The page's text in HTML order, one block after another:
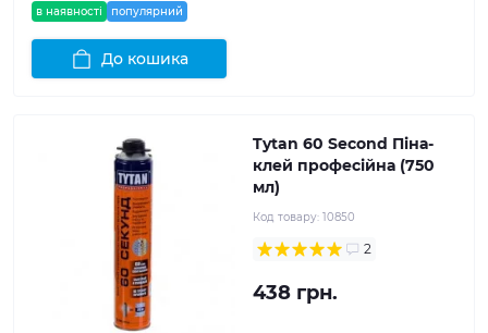
в наявності популярний
До кошика
Tytan 60 Second Піна-
клей професійна (750
мл)
Код товару: 10850
2
438 грн.